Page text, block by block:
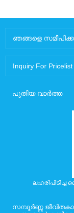
ഞങ്ങളെ
Inquiry For Pricelist
പുതിയ വാർത്ത
സമ്പൂർണ്ണ